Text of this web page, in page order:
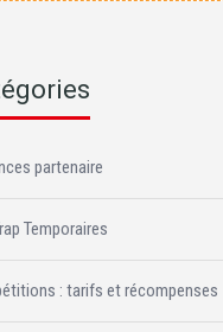
partenaire
Temporaires
: tarifs et récompenses